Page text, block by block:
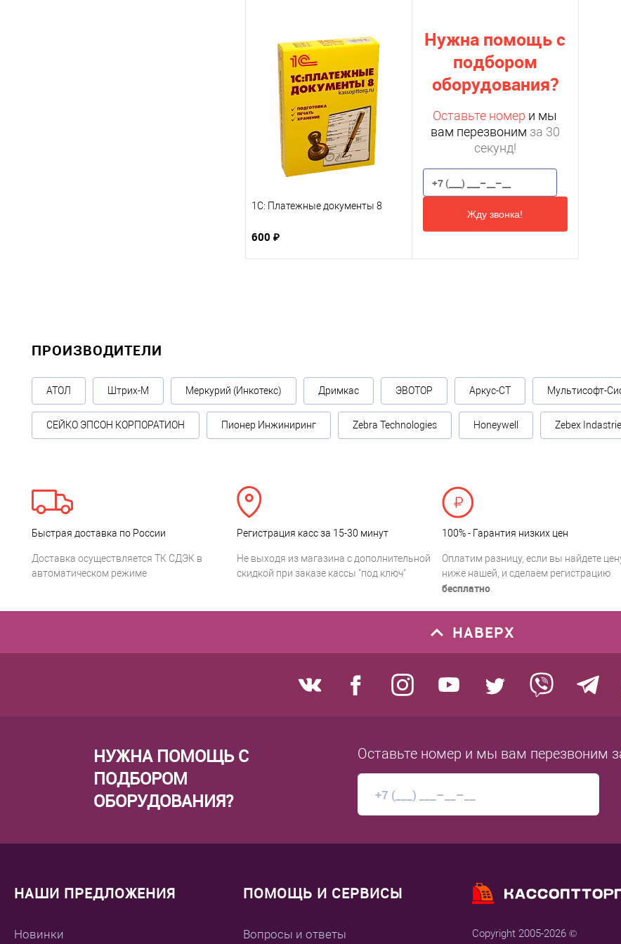
1C: Платежные документы 8
600 ₽
Нужна помощь с
подбором
оборудования?
Оставьте номер и мы
вам перезвоним за 30
секунд!
Жду звонка!
ПРОИЗВОДИТЕЛИ
АТОЛ Штрих-М Меркурий (Инкотекс) Дримкас ЭВОТОР Аркус-СТ Мультисофт-
СЕЙКО ЭПСОН КОРПОРАТИОН Пионер Инжиниринг Zebra Technologies Honeywell Zebex
Быстрая доставка по России
Доставка осуществляется ТК СДЭК в
автоматическом режиме
Регистрация касс за 15-30 минут
Не выходя из магазина с дополнительной
скидкой при заказе кассы "под ключ"
100% - Гарантия низких цен
Оплатим разницу, если вы найдете
ниже нашей, и сделаем регистрацию
бесплатно
НАВЕРХ
НУЖНА ПОМОЩЬ С
ПОДБОРОМ
ОБОРУДОВАНИЯ?
Оставьте номер и мы вам перезвоним
НАШИ ПРЕДЛОЖЕНИЯ
Новинки
ПОМОЩЬ И СЕРВИСЫ
Вопросы и ответы
Copyright 2005-2026 ©